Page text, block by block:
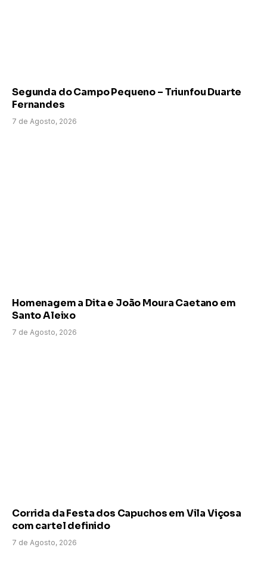
Segunda do Campo Pequeno – Triunfou Duarte
Fernandes
7 de Agosto, 2026
Homenagem a Dita e João Moura Caetano em
Santo Aleixo
7 de Agosto, 2026
Corrida da Festa dos Capuchos em Vila Viçosa
com cartel definido
7 de Agosto, 2026